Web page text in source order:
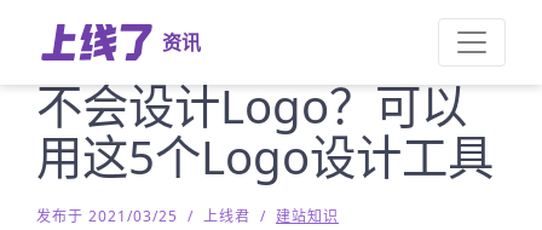
资讯
不会设计Logo？可以
用这5个Logo设计工具
发布于 2021/03/25 / 上线君 / 建站知识